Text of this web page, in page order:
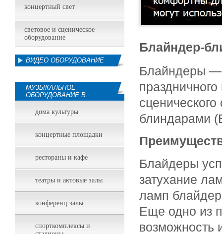
концертный свет
световое и сценическое
оборудование
ВИДЕО ОБОРУДОВАНИЕ
МУЗЫКАЛЬНОЕ
ОБОРУДОВАНИЕ В:
дома культуры
концертные площадки
рестораны и кафе
театры и актовые залы
конференц залы
спорткомплексы и
Блайндер-
Блайндеры —
блиндарами
Блайдеры
затухание
ламп
Еще одно из
возможность